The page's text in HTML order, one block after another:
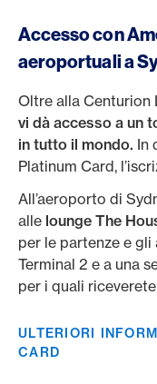
Accesso con
aeroportuali a
Oltre alla Centurion
vi dà accesso a un
in tutto il mondo. In
Platinum Card,
All’aeroporto di
alle lounge The
per le partenze e gli
Terminal 2 e a una
per i quali
ULTERIORI
CARD